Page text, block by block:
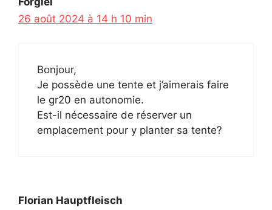
26 août 2024 à 14 h 10 min
Bonjour,
Je possède une tente et j’aimerais faire
le gr20 en autonomie.
Est-il nécessaire de réserver un
emplacement pour y planter sa tente?
Florian Hauptfleisch